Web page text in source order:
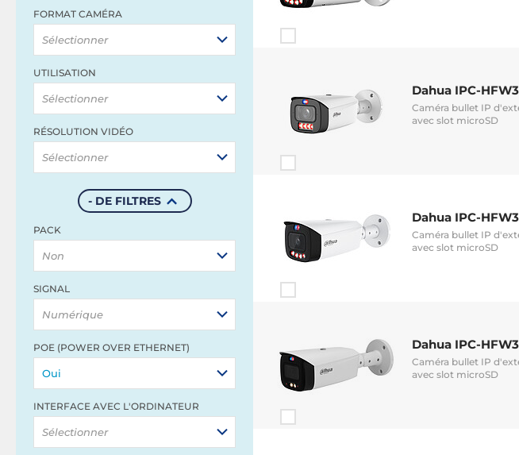
FORMAT CAMÉRA
Sélectionner
UTILISATION
Sélectionner
RÉSOLUTION VIDÉO
Sélectionner
- DE FILTRES
PACK
Non
SIGNAL
Numérique
POE (POWER OVER ETHERNET)
Oui
INTERFACE AVEC L'ORDINATEUR
Sélectionner
Dahua IPC-
Caméra bullet IP
avec slot microSD
Dahua IPC-
Caméra bullet IP
avec slot microSD
Dahua IPC-
Caméra bullet IP
avec slot microSD